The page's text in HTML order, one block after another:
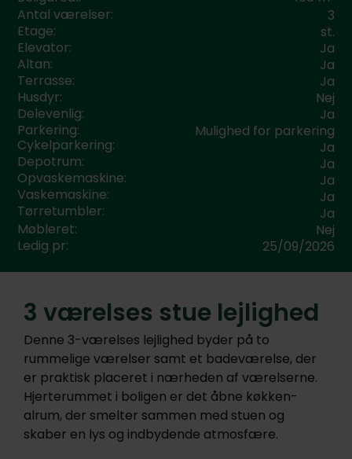
Antal værelser:
3
Etage:
st.
Elevator:
Ja
Altan:
Ja
Terrasse:
Ja
Husdyr:
Nej
Delevenlig:
Ja
Parkering:
Mulighed for parkering
Cykelparkering: Ja
Depotrum: Ja
Opvaskemaskine: Ja
Vaskemaskine: Ja
Tørretumbler:
Ja
Møbleret:
Nej
Ledig pr:
25/09/2026
3 værelses stue lejlighed
Denne 3-værelses lejlighed byder på to
rummelige værelser samt et badeværelse, der
er praktisk placeret i nærheden af værelserne.
Hjerterummet i boligen er det åbne køkken-
alrum, der smelter sammen med stuen og
skaber en lys og indbydende atmosfære.